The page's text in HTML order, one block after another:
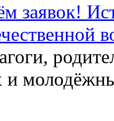
заявок!
и